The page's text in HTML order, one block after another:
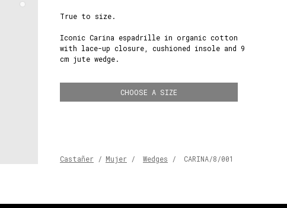
True to size.
Iconic Carina espadrille in organic cotton
with lace-up closure, cushioned insole and 9
cm jute wedge.
CHOOSE A SIZE
Castañer / Mujer / Wedges / CARINA/8/001